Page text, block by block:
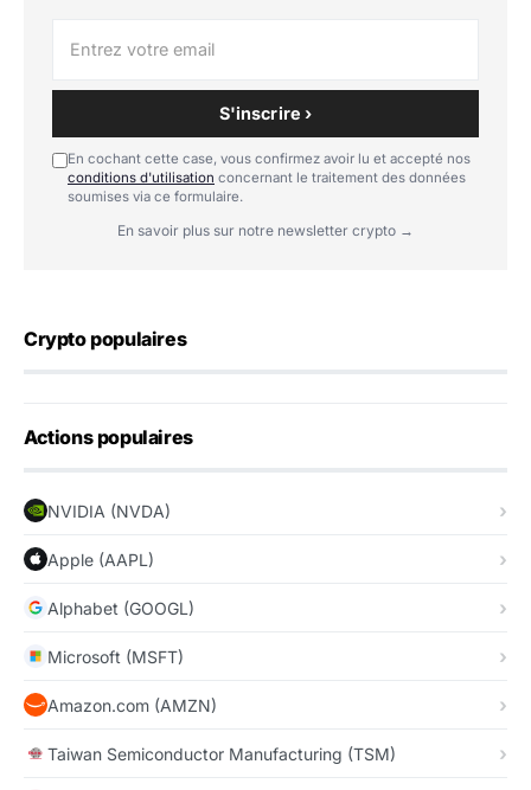
S'inscrire ›
En cochant cette case, vous confirmez avoir lu et accepté nos
conditions d'utilisation concernant le traitement des données
soumises via ce formulaire.
En savoir plus sur notre newsletter crypto →
Crypto populaires
Actions populaires
NVIDIA (NVDA)
Apple (AAPL)
Alphabet (GOOGL)
Microsoft (MSFT)
Amazon.com (AMZN)
Taiwan Semiconductor Manufacturing (TSM)